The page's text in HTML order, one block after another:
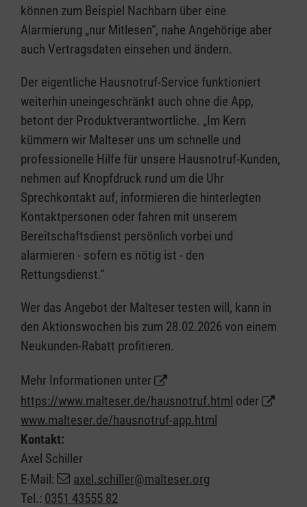
können zum Beispiel Nachbarn über eine
Alarmierung „nur Mitlesen“, nahe Angehörige aber
auch Vertragsdaten einsehen und ändern.
Der eigentliche Hausnotruf-Service funktioniert
weiterhin uneingeschränkt auch ohne die App,
betont der Produktverantwortliche. „Im Kern
kümmern wir Malteser uns um schnelle und
professionelle Hilfe für unsere Hausnotruf-Kunden,
nehmen auf Knopfdruck rund um die Uhr
Sprechkontakt auf, informieren die hinterlegten
Kontaktpersonen oder fahren mit unserem
Bereitschaftsdienst persönlich vorbei und
alarmieren - sofern es nötig ist - den
Rettungsdienst.“
Wer das Angebot der Malteser testen will, kann in
den Aktionswochen bis zum 28.02.2026 von einem
Neukunden-Rabatt profitieren.
Mehr Informationen unter
https://www.malteser.de/hausnotruf.html oder
www.malteser.de/hausnotruf-app.html
Kontakt:
Axel Schiller
E-Mail:
axel.schiller@malteser.org
Tel.: 0351 43555 82